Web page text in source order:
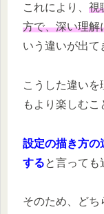
これにより、 視
方で、深い理解
いう違いが出て
こうした違い
もより楽しむこ
設定の描き方の
すると言っても
そのため、どち